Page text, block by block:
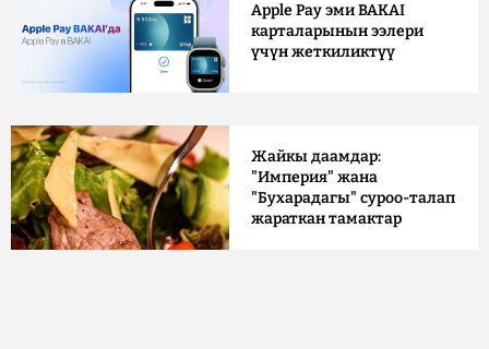
Apple Pay эми BAKAI
карталарынын ээлери
үчүн жеткиликтүү
Жайкы даамдар:
"Империя" жана
"Бухарадагы" суроо-талап
жараткан тамактар